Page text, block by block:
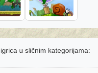
u sličnim kategorijama: